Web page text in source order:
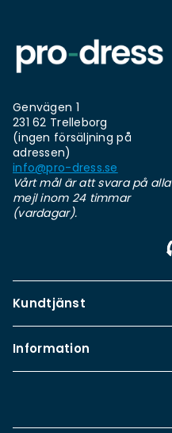
Genvägen 1
231 62 Trelleborg
(ingen försäljning på
adressen)
info@pro-dress.se
Vårt mål är att svara på alla
mejl inom 24 timmar
(vardagar).
Kundtjänst
Information